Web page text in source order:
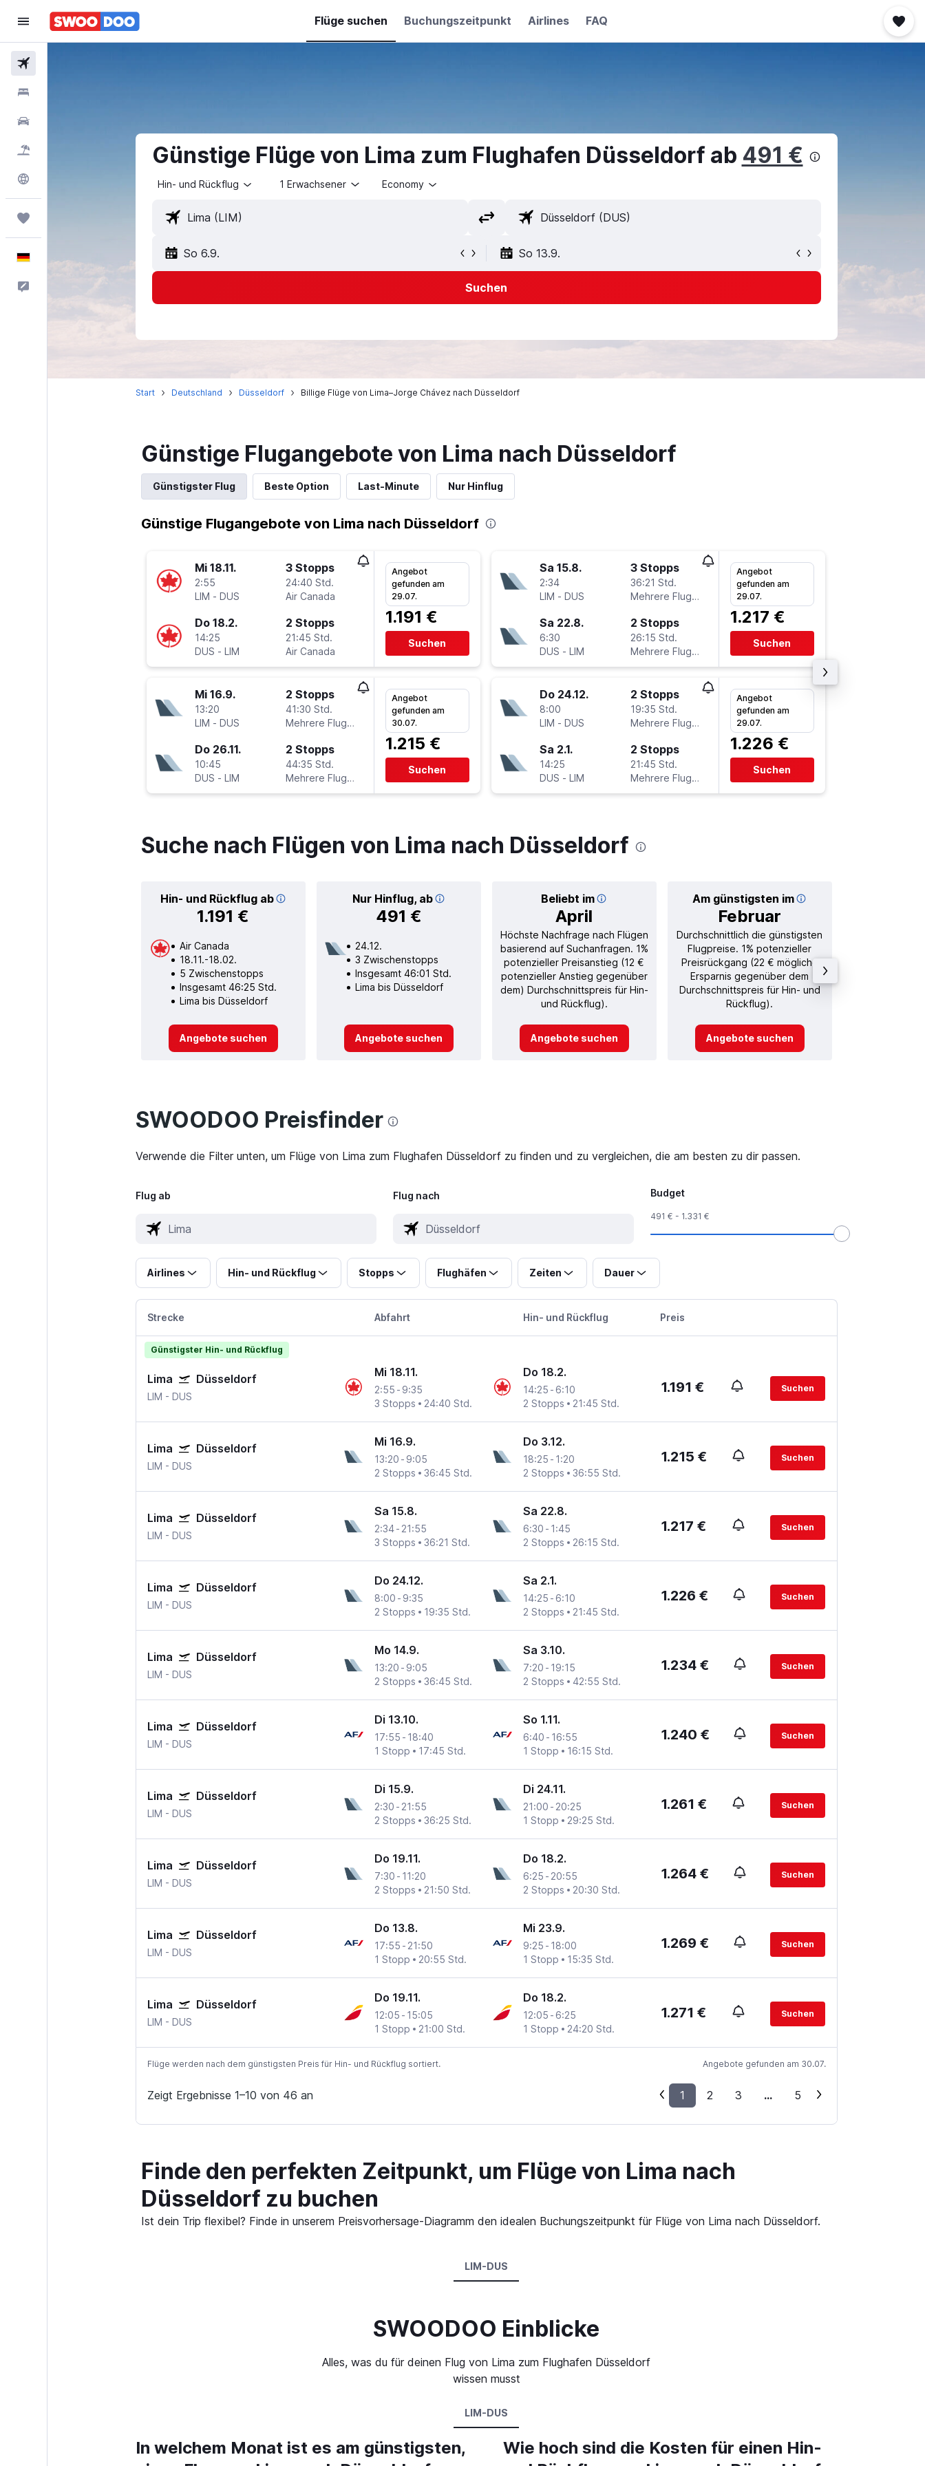
Flüge suchen Buchungszeitpunkt Airlines FAQ
Günstige Flüge von Lima zum Flughafen Düsseldorf ab 491 €
Hin- und Rückflug 1 Erwachsener Economy
So 6.9. So 13.9.
Suchen
Start Deutschland Düsseldorf Billige Flüge von Lima–Jorge Chávez nach Düsseldorf
Günstige Flugangebote von Lima nach Düsseldorf
Günstigster Flug Beste Option Last-Minute Nur Hinflug
Günstige Flugangebote von Lima nach Düsseldorf
Mi 18.11.
2:55
LIM - DUS
3 Stopps
24:40 Std.
Air Canada
Do 18.2.
14:25
DUS - LIM
2 Stopps
21:45 Std.
Air Canada
Angebot
gefunden am
29.07.
1.191 €
Suchen
Mi 16.9.
13:20
LIM - DUS
2 Stopps
41:30 Std.
Mehrere Fluglinien
Do 26.11.
10:45
DUS - LIM
2 Stopps
44:35 Std.
Mehrere Fluglinien
Angebot
gefunden am
30.07.
1.215 €
Suchen
Sa 15.8.
2:34
LIM - DUS
3 Stopps
36:21 Std.
Mehrere Fluglinien
Sa 22.8.
6:30
DUS - LIM
2 Stopps
26:15 Std.
Mehrere Fluglinien
Angebot
gefunden am
29.07.
1.217 €
Suchen
Do 24.12.
8:00
LIM - DUS
2 Stopps
19:35 Std.
Mehrere Fluglinien
Sa 2.1.
14:25
DUS - LIM
2 Stopps
21:45 Std.
Mehrere Fluglinien
Angebot
gefunden am
29.07.
1.226 €
Suchen
Suche nach Flügen von Lima nach Düsseldorf
Hin- und Rückflug ab
1.191 €
Nur Hinflug, ab
491 €
Beliebt im
April
Am günstigsten im
Februar
Air Canada
18.11.-18.02.
5 Zwischenstopps
Insgesamt 46:25 Std.
Lima bis Düsseldorf
Angebote suchen
24.12.
3 Zwischenstopps
Insgesamt 46:01 Std.
Lima bis Düsseldorf
Angebote suchen
Höchste Nachfrage nach Flügen
basierend auf Suchanfragen. 1%
potenzieller Preisanstieg (12 €
potenzieller Anstieg gegenüber
dem) Durchschnittspreis für Hin-
und Rückflug).
Angebote suchen
Durchschnittlich die günstigsten
Flugpreise. 1% potenzieller
Preisrückgang (22 € mögliche
Ersparnis gegenüber dem
Durchschnittspreis für Hin- und
Rückflug).
Angebote suchen
SWOODOO Preisfinder
Verwende die Filter unten, um Flüge von Lima zum Flughafen Düsseldorf zu finden und zu vergleichen, die am besten zu dir passen.
Flug ab Flug nach Budget
491 € - 1.331 €
Airlines Hin- und Rückflug Stopps Flughäfen Zeiten Dauer
Strecke Abfahrt Hin- und Rückflug Preis
Günstigster Hin- und Rückflug
Lima Düsseldorf
LIM - DUS
Mi 18.11.
2:55 - 9:35
3 Stopps
24:40 Std.
Do 18.2.
14:25 - 6:10
2 Stopps
21:45 Std.
1.191 € Suchen
Lima Düsseldorf
LIM - DUS
Mi 16.9.
13:20 - 9:05
2 Stopps
36:45 Std.
Do 3.12.
18:25 - 1:20
2 Stopps
36:55 Std.
1.215 € Suchen
Lima Düsseldorf
LIM - DUS
Sa 15.8.
2:34- 21:55
3 Stopps
36:21 Std.
Sa 22.8.
6:30 - 1:45
2 Stopps
26:15 Std.
1.217 € Suchen
Lima Düsseldorf
LIM - DUS
Do 24.12.
8:00 - 9:35
2 Stopps
19:35 Std.
Sa 2.1.
14:25 - 6:10
2 Stopps
21:45 Std.
1.226 € Suchen
Lima Düsseldorf
LIM - DUS
Mo 14.9.
13:20 - 9:05
2 Stopps
36:45 Std.
Sa 3.10.
7:20 - 19:15
2 Stopps
42:55 Std.
1.234 € Suchen
Lima Düsseldorf
LIM - DUS
Di 13.10.
17:55 - 18:40
1 Stopp
17:45 Std.
So 1.11.
6:40 - 16:55
1 Stopp
16:15 Std.
1.240 € Suchen
Lima Düsseldorf
LIM - DUS
Di 15.9.
2:30 - 21:55
2 Stopps
36:25 Std.
Di 24.11.
21:00 - 20:25
1 Stopp
29:25 Std.
1.261 € Suchen
Lima Düsseldorf
LIM - DUS
Do 19.11.
7:30 - 11:20
2 Stopps
21:50 Std.
Do 18.2.
6:25 - 20:55
2 Stopps
20:30 Std.
1.264 € Suchen
Lima Düsseldorf
LIM - DUS
Do 13.8.
17:55 - 21:50
1 Stopp
20:55 Std.
Mi 23.9.
9:25 - 18:00
1 Stopp
15:35 Std.
1.269 € Suchen
Lima Düsseldorf
LIM - DUS
Do 19.11.
12:05 - 15:05
1 Stopp
21:00 Std.
Do 18.2.
12:05 - 6:25
1 Stopp
24:20 Std.
1.271 € Suchen
Flüge werden nach dem günstigsten Preis für Hin- und Rückflug sortiert. Angebote gefunden am 30.07.
Zeigt Ergebnisse 1–10 von 46 an 1 2 3 ... 5
Finde den perfekten Zeitpunkt, um Flüge von Lima nach
Düsseldorf zu buchen
Ist dein Trip flexibel? Finde in unserem Preisvorhersage-Diagramm den idealen Buchungszeitpunkt für Flüge von Lima nach Düsseldorf.
LIM-DUS
SWOODOO Einblicke
Alles, was du für deinen Flug von Lima zum Flughafen Düsseldorf
wissen musst
LIM-DUS
In welchem Monat ist es am günstigsten,
Wie hoch sind die Kosten für einen Hin-